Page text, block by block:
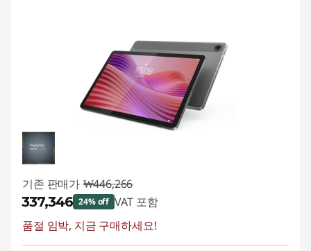
기존 판매가 ₩446,266
₩337,346 24% off VAT 포함
즉시 할인: :-₩108,920
품절 임박, 지금 구매하세요!